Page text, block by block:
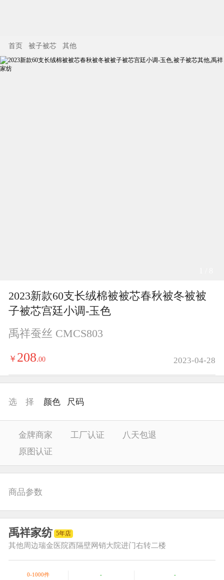
首页 被子被芯 其他
2023新款60支长绒棉被被芯春秋被冬被被
子被芯宫廷小调-玉色
禹祥蚕丝 CMCS803
￥ 208.00 2023-04-28
选 择 颜色 尺码
金牌商家 工厂认证
八天包退
原图认证
商品参数
禹祥家纺 5年店
其他周边瑞金医院西隔壁网销大院进门右转二楼
0-1000件 - -